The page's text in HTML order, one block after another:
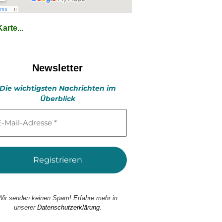
Newsletter
Die wichtigsten Nachrichten im
Überblick
senden keinen Spam! Erfahre mehr in
unserer Datenschutzerklärung.